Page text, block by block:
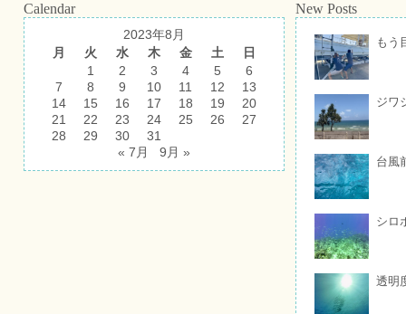
Calendar
2023年8月
月
火 水 木 金 土
日
1
2 3 4 5
6
7
8 9 10 11 12
13
14
15 16 17 18 19
20
21
22 23 24 25 26
27
28
29 30
31
« 7月
9月 »
New Posts
もう
ジワ
台風
シロ
透明